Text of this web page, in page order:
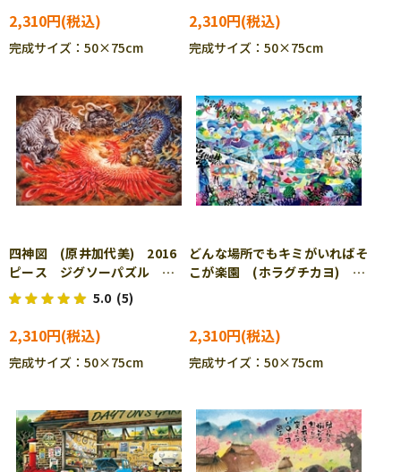
2,310円
完成サイズ：50×75cm
2,310円
完成サイズ：50×75cm
四神図 (原井加代美) 2016
ピース ジグソーパズル
EPO-23-091 5.0 (5)
2,310円
完成サイズ：50×75cm
どんな場所でもキミがいればそ
こが楽園 (ホラグチカヨ)
2,310円
完成サイズ：50×75cm